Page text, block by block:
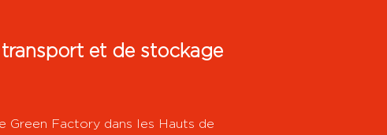
et de stockage
Green Factory dans les Hauts de